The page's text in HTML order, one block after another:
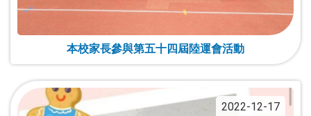
本校家長參與第五十四屆陸運會活動
2022-12-17